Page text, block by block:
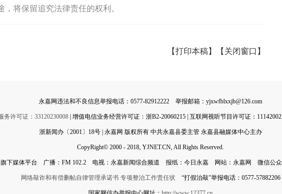
将保留追究法律责任的权利。
【打印本稿】 【关闭窗口】
永嘉网违法和不良信息举报电话：0577-82912222 举报邮箱：yjxwfblxxjb@126.com
务许可证：33120230008| 增值电信业务经营许可证：浙B2-20060215 | 互联网视听节目许可证：
浙新闻办〔2001〕18号 | 永嘉网 版权所有 中共永嘉县委主管 永嘉县融媒体中心主办
CopyRight© 2000 - 2018, YJNET.CN, All Rights Reserved.
旗下媒体平台 广播：FM 102.2 电视：永嘉新闻综合频道 报纸：今日永嘉 网站：永嘉网 微信公众
网络敲诈和有偿删帖自律管理承诺书 专项整治工作责任状“打假治敲”举报电话：0577-57882206